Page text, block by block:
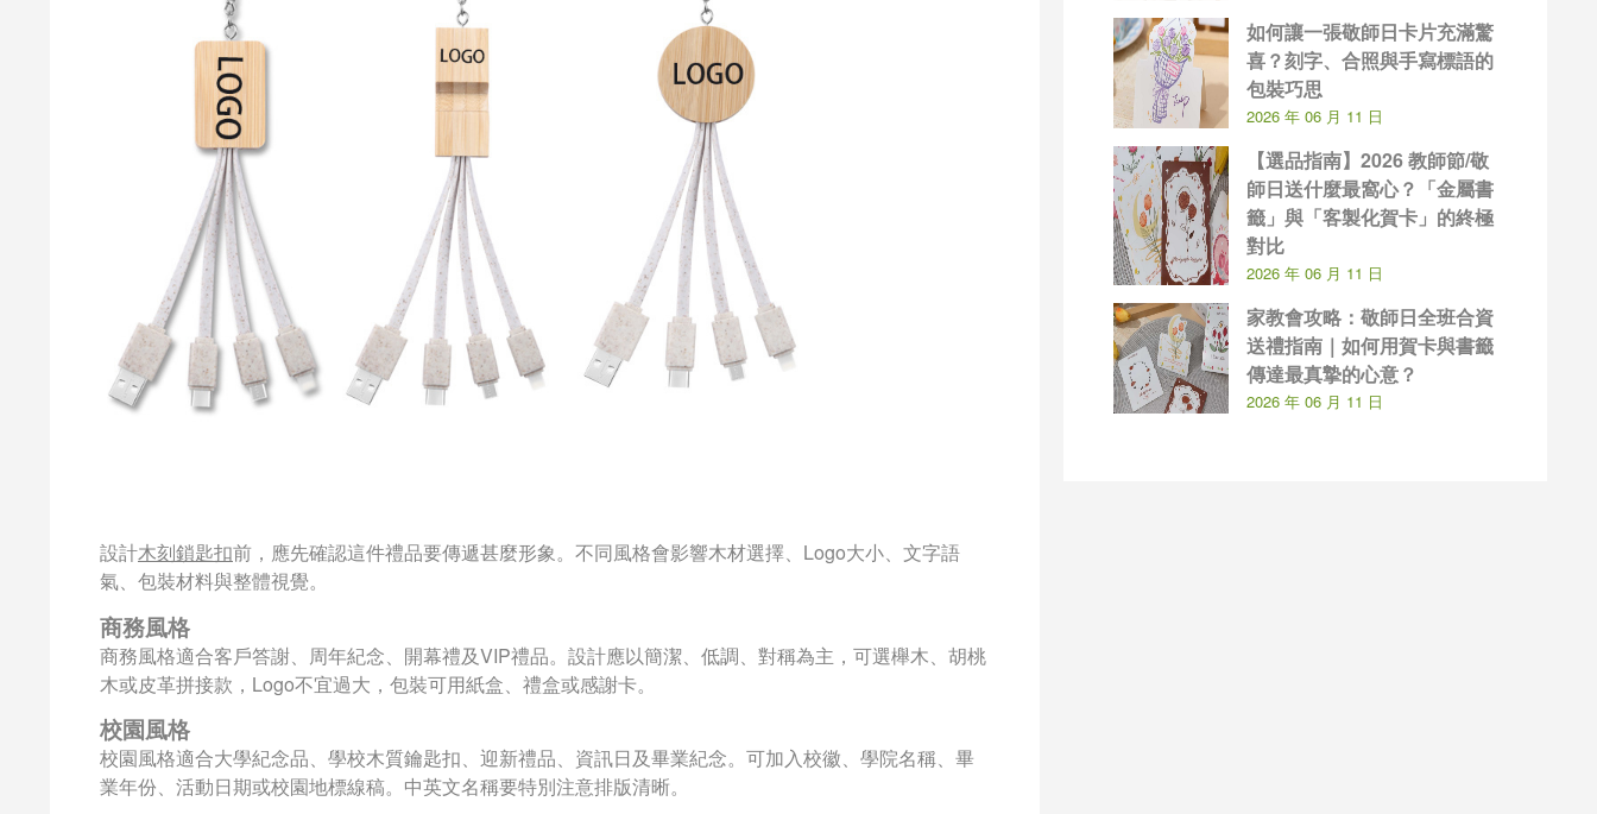
設計木刻鎖匙扣前，應先確認這件禮品要傳遞甚麼形象。不同風格會影響木材選擇、Logo大小、文字語
氣、包裝材料與整體視覺。
商務風格
商務風格適合客戶答謝、周年紀念、開幕禮及VIP禮品。設計應以簡潔、低調、對稱為主，可選櫸木、胡桃
木或皮革拼接款，Logo不宜過大，包裝可用紙盒、禮盒或感謝卡。
校園風格
校園風格適合大學紀念品、學校木質鑰匙扣、迎新禮品、資訊日及畢業紀念。可加入校徽、學院名稱、畢
業年份、活動日期或校園地標線稿。中英文名稱要特別注意排版清晰。
如何讓一張敬師日卡片充滿驚
喜？刻字、合照與手寫標語的
包裝巧思
2026 年 06 月 11 日
【選品指南】2026 教師節/敬
師日送什麼最窩心？「金屬書
籤」與「客製化賀卡」的終極
對比
2026 年 06 月 11 日
家教會攻略：敬師日全班合資
送禮指南｜如何用賀卡與書籤
傳達最真摯的心意？
2026 年 06 月 11 日